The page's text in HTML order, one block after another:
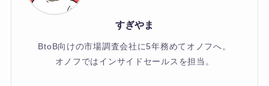
すぎやま
BtoB向けの市場調査会社に5年務めてオノフへ。
オノフではインサイドセールスを担当。